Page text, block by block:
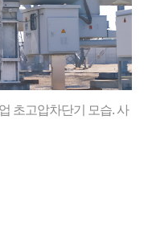
초고압차단기 모습. 사